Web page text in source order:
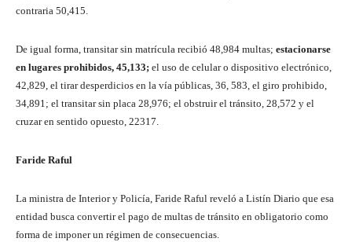
contraria 50,415.
De igual forma, transitar sin matrícula recibió 48,984 multas; estacionarse
en lugares prohibidos, 45,133; el uso de celular o dispositivo electrónico,
42,829, el tirar desperdicios en la vía públicas, 36, 583, el giro prohibido,
34,891; el transitar sin placa 28,976; el obstruir el tránsito, 28,572 y el
cruzar en sentido opuesto, 22317.
Faride Raful
La ministra de Interior y Policía, Faride Raful reveló a Listín Diario que esa
entidad busca convertir el pago de multas de tránsito en obligatorio como
forma de imponer un régimen de consecuencias.